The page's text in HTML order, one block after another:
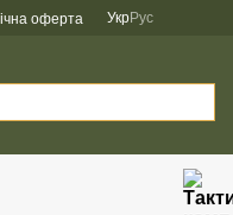
оферта УкрРус